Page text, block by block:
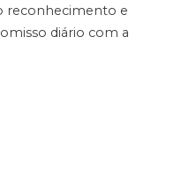
reconhecimento e
diário com a